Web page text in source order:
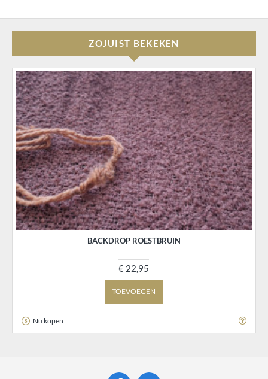
ZOJUIST BEKEKEN
BACKDROP ROESTBRUIN
€ 22,95
TOEVOEGEN
Nu kopen